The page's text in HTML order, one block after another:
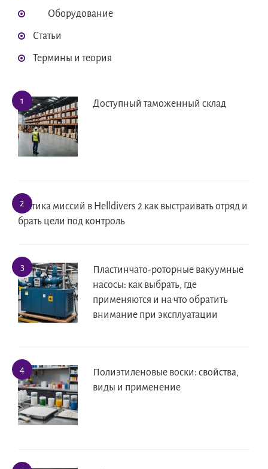
Оборудование
Статьи
Термины и теория
Доступный таможенный склад
Тактика миссий в Helldivers 2 как выстраивать отряд и
брать цели под контроль
Пластинчато-роторные вакуумные
насосы: как выбрать, где
применяются и на что обратить
внимание при эксплуатации
Полиэтиленовые воски: свойства,
виды и применение